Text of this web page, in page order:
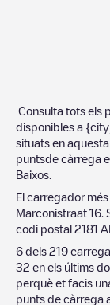
Consulta tots els
disponibles a
situats en
puntsde càrrega
Baixos
El carregador
Marconistraat 16
codi postal 2181
6 dels 219
32 en els últims
perquè et facis
punts de càrrega